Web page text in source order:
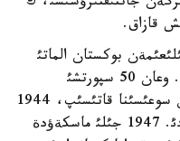
قازاق.
بوكستان الماتئ
قالاسئنئث رةسمي بئرئنشئلئگئ ءوتتئ. وعان 50 سپورتشئ
اتسالئستئ. شوقئر بولتةك ذلئ ذلئ وتان سوعئسئنا قاتئسئپ، 1944
جئلئ جاراقاتئنا بايلانئستئ ةلگة ورالادئ. 1947 جئلئ ماسكةؤدة